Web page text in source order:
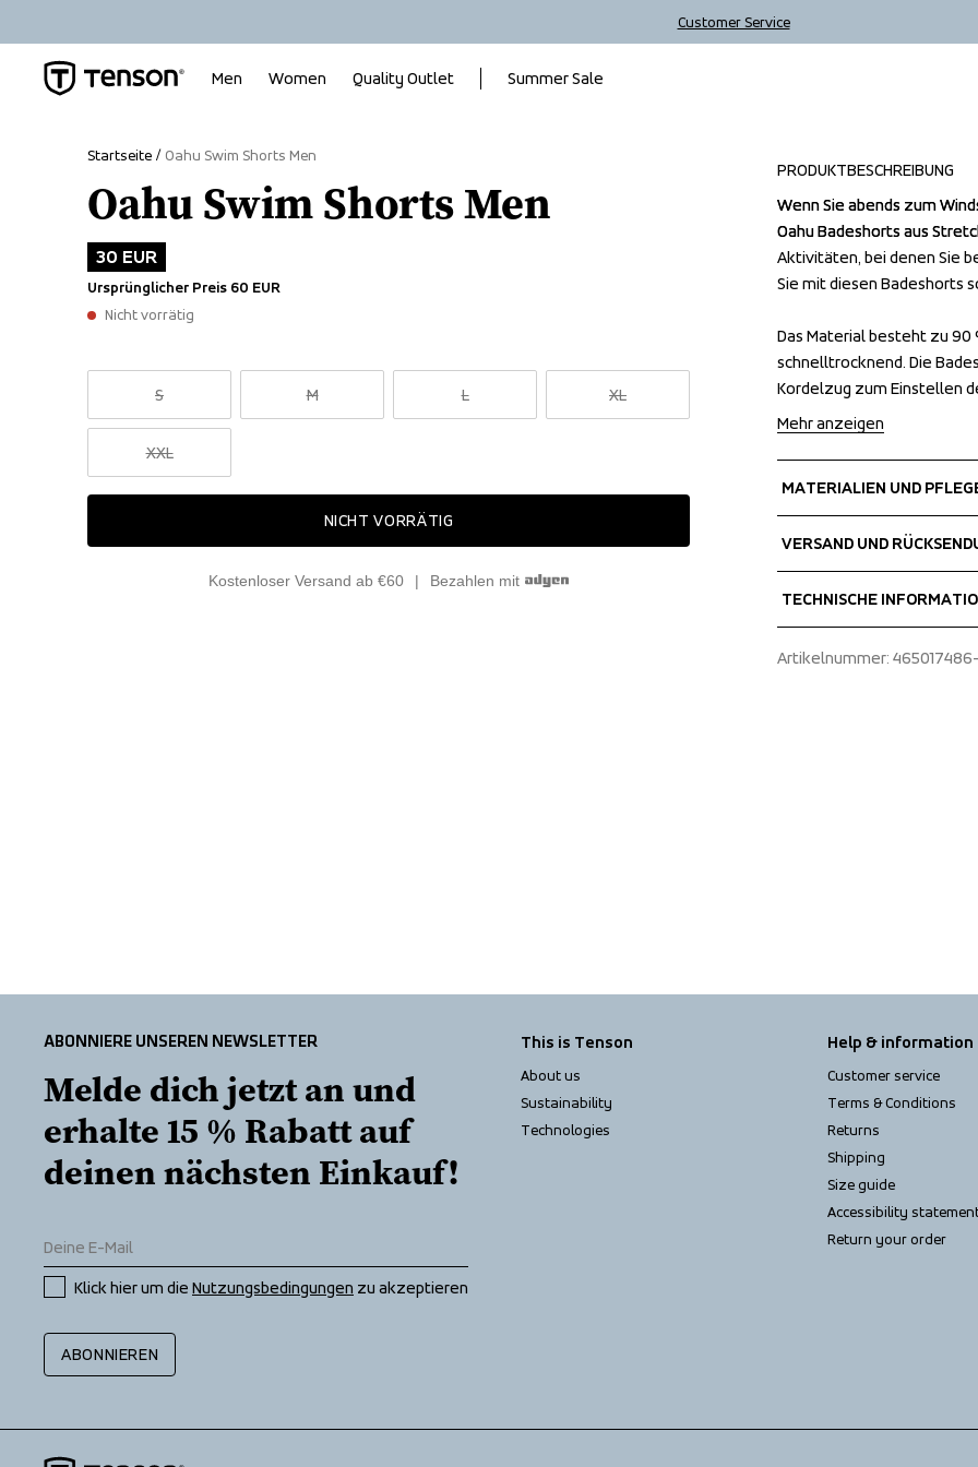
Customer Service
Men Women Quality Outlet Summer Sale
Startseite Oahu Swim Shorts Men
Oahu Swim Shorts Men
30 EUR
Ursprünglicher Preis 60 EUR
Nicht vorrätig
S M L XL
XXL
NICHT VORRÄTIG
Kostenloser Versand ab €60 Bezahlen mit
PRODUKTBESCHREIBUNG
Wenn Sie abends zum
Oahu Badeshorts aus
Aktivitäten, bei denen Sie
Sie mit diesen Badeshorts
Das Material besteht zu 90
schnelltrocknend. Die
Kordelzug zum Einstellen
Wenn Sie abends zum
Oahu Badeshorts aus
Aktivitäten, bei denen Sie
Sie mit diesen Badeshorts
Das Material besteht zu 90
schnelltrocknend. Die
Kordelzug zum Einstellen
Mehr anzeigen
MATERIALIEN UND
Shell fabric 1
VERSAND UND
Wir versenden mit UPS,
TECHNISCHE
Artikelnummer:
ABONNIERE UNSEREN NEWSLETTER
Melde dich jetzt an und
erhalte 15 % Rabatt auf
deinen nächsten Einkauf!
Klick hier um die Nutzungsbedingungen zu akzeptieren
ABONNIEREN
This is Tenson
About us
Sustainability
Technologies
Help & information
Customer service
Terms & Conditions
Returns
Shipping
Size guide
Accessibility
Return your order